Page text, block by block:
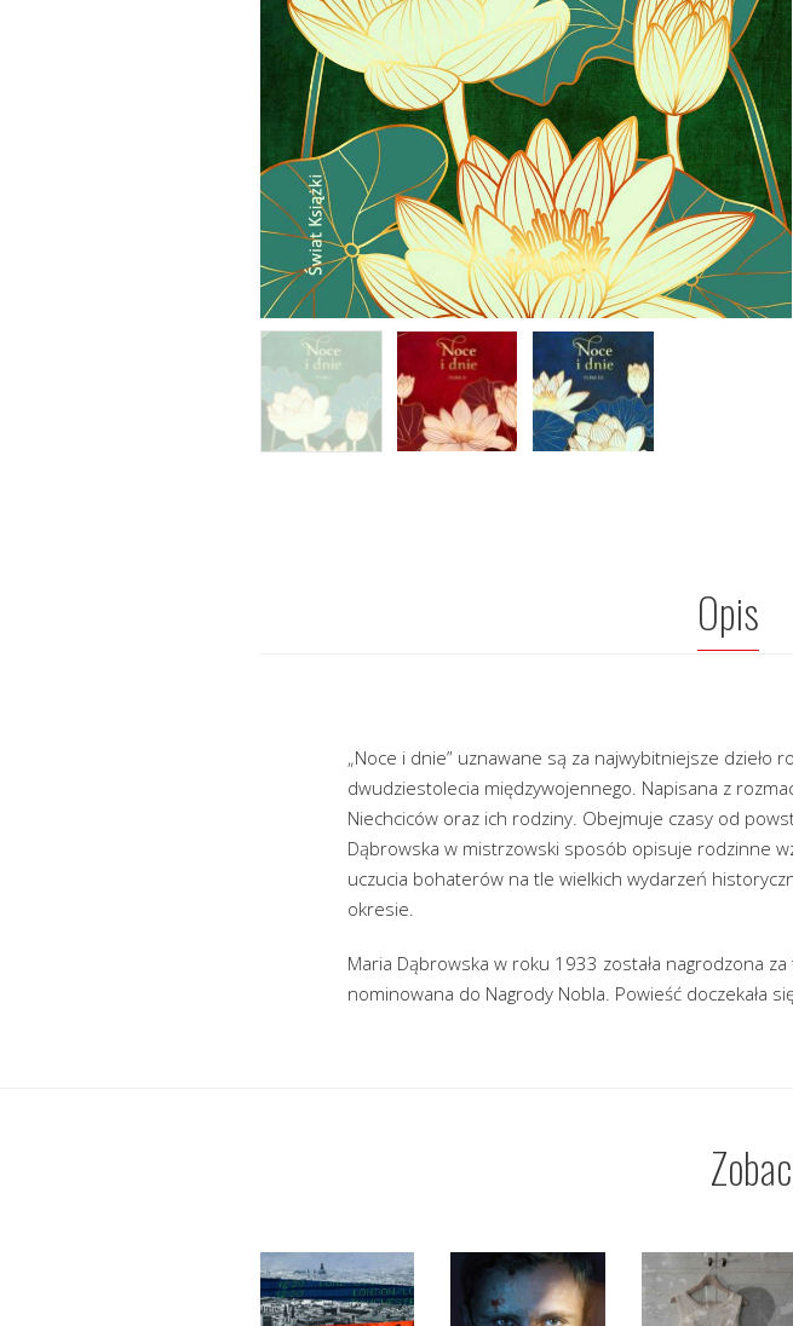
Opis
„Noce i dnie” uznawane są za najwybitniejsze dzieło
dwudziestolecia międzywojennego. Napisana z
Niechciców oraz ich rodziny. Obejmuje czasy od
Dąbrowska w mistrzowski sposób opisuje rodzinne
uczucia bohaterów na tle wielkich wydarzeń
okresie.
Maria Dąbrowska w roku 1933 została nagrodzona
nominowana do Nagrody Nobla. Powieść doczekała